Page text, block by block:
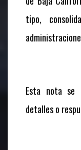
tipo,
Esta nota se
detalles o